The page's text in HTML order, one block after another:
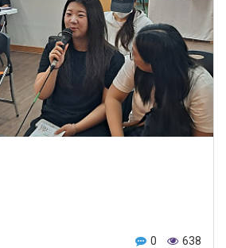
0 638